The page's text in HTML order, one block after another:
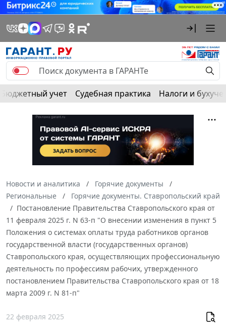
Бюджетный учет Судебная практика Налоги и
Новости и аналитика
Горячие документы
Региональные
Горячие документы. Ставропольский край
Постановление Правительства Ставропольского края от
11 февраля 2025 г. N 63-п "О внесении изменения в пункт 5
Положения о системах оплаты труда работников органов
государственной власти (государственных органов)
Ставропольского края, осуществляющих профессиональную
деятельность по профессиям рабочих, утвержденного
постановлением Правительства Ставропольского края от 18
марта 2009 г. N 81-п"
22 февраля 2025